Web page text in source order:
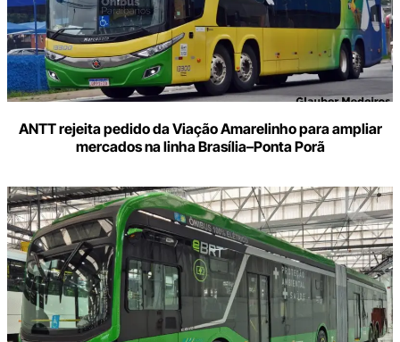
ANTT rejeita pedido da Viação Amarelinho para ampliar
mercados na linha Brasília–Ponta Porã